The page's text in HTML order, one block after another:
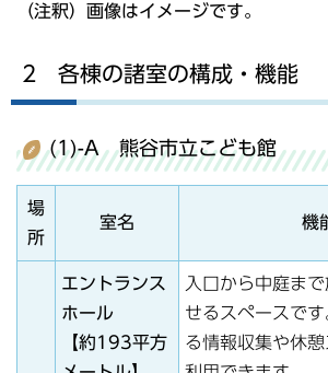
（注釈）画像はイメージです。
2 各棟の諸室の構成・機能
(1)-A 熊谷市立こども館
場
所
室名 機
エントランス
ホール
【約193平方
入口から中庭ま
せるスペースで
る情報収集や休